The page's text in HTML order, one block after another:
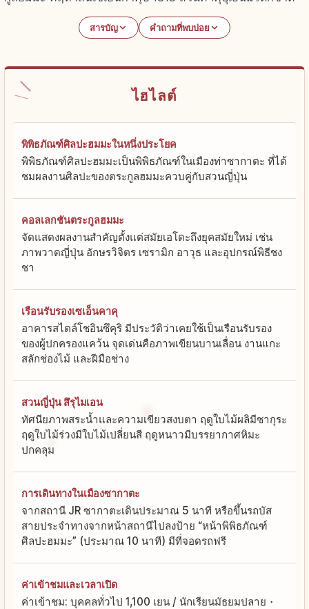
สารบัญ คำถามที่พบบ่อย
ไฮไลต์
พิพิธภัณฑ์ศิลปะฮมมะในหนึ่งประโยค
พิพิธภัณฑ์ศิลปะฮมมะเป็นพิพิธภัณฑ์ในเมืองท่าซากาตะ ที่ได้
ชมผลงานศิลปะของตระกูลฮมมะควบคู่กับสวนญี่ปุ่น
คอลเลกชันตระกูลฮมมะ
จัดแสดงผลงานสำคัญตั้งแต่สมัยเอโดะถึงยุคสมัยใหม่ เช่น
ภาพวาดญี่ปุ่น อักษรวิจิตร เซรามิก อาวุธ และอุปกรณ์พิธีชง
ชา
เรือนรับรองเซเอ็นคาคุ
อาคารสไตล์โชอินซึคุริ มีประวัติว่าเคยใช้เป็นเรือนรับรอง
ของผู้ปกครองแคว้น จุดเด่นคือภาพเขียนบานเลื่อน งานแกะ
สลักช่องไม้ และฝีมือช่าง
สวนญี่ปุ่น สึรุไมเอน
ทัศนียภาพสระน้ำและความเขียวสงบตา ฤดูใบไม้ผลิมีซากุระ
ฤดูใบไม้ร่วงมีใบไม้เปลี่ยนสี ฤดูหนาวมีบรรยากาศหิมะ
ปกคลุม
การเดินทางในเมืองซากาตะ
จากสถานี JR ซากาตะเดินประมาณ 5 นาที หรือขึ้นรถบัส
สายประจำทางจากหน้าสถานีไปลงป้าย “หน้าพิพิธภัณฑ์
ศิลปะฮมมะ” (ประมาณ 10 นาที) มีที่จอดรถฟรี
ค่าเข้าชมและเวลาเปิด
ค่าเข้าชม: บุคคลทั่วไป 1,100 เยน / นักเรียนมัธยมปลาย・